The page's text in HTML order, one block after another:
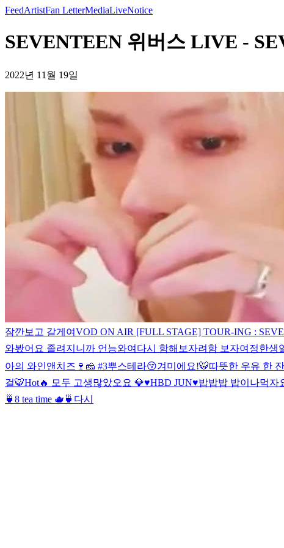
FeedArtistFan LetterMediaLiveNotice
SEVENTEEN 위버스 LIVE -
2022년 11월 19일
잠깐보고 갈게여VOD ON AIR [FULL STAGE] TOUR-ING :
와봤어요 졸려지니까 언능와여 다시 함해보자려 함 보자여 정한생
아의 와인앤치즈🍷🧀 #3뿌스테라😚겨미에요!🐯따뜻한 우유 한 잔
걸🐯Hot🔥 모두 고생많았오요 💎♥️HBD JUN♥️밥밥밥 밥이나먹자
🍵 8 tea time 🫖🍵 다시